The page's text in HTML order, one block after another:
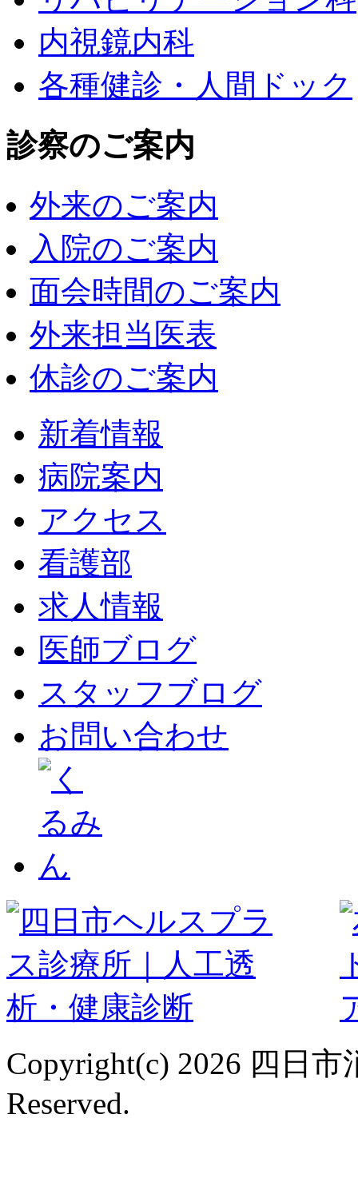
内視鏡内科
各種健診・人間ドック
診察のご案内
外来のご案内
入院のご案内
面会時間のご案内
外来担当医表
休診のご案内
新着情報
病院案内
アクセス
看護部
求人情報
医師ブログ
スタッフブログ
お問い合わせ
Copyright(c) 2026 四日
Reserved.